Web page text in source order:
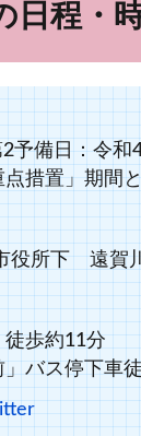
程・
備日：令和
措置」期間
役所下 遠賀
歩約11分
バス停下車